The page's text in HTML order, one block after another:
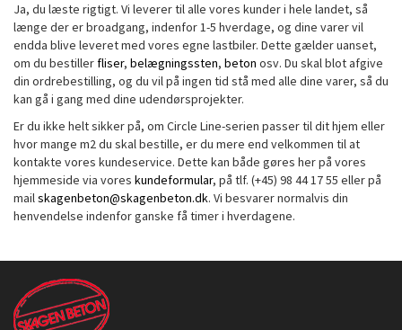
Ja, du læste rigtigt. Vi leverer til alle vores kunder i hele landet, så
længe der er broadgang, indenfor 1-5 hverdage, og dine varer vil
endda blive leveret med vores egne lastbiler. Dette gælder uanset,
om du bestillerfliser, belægningssten, beton osv. Du skal blot afgive
din ordrebestilling, og du vil på ingen tid stå med alle dine varer, så du
kan gå i gang med dine udendørsprojekter.
Er du ikke helt sikker på, om Circle Line-serien passer til dit hjem eller
hvor mange m2 du skal bestille, er du mere end velkommen til at
kontakte vores kundeservice. Dette kan både gøres her på vores
hjemmeside via vores kundeformular, på tlf. (+45) 98 44 17 55 eller på
mailskagenbeton@skagenbeton.dk. Vi besvarer normalvis din
henvendelse indenfor ganske få timer i hverdagene.